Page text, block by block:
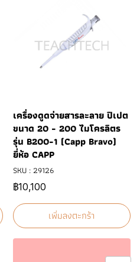
เครื่องดูดจ่ายสารละลาย ปิเปต
ขนาด 20 - 200 ไมโครลิตร
รุ่น B200-1 (Capp Bravo)
ยี่ห้อ CAPP
SKU : 29126
฿10,100
เพิ่มลงตะกร้า